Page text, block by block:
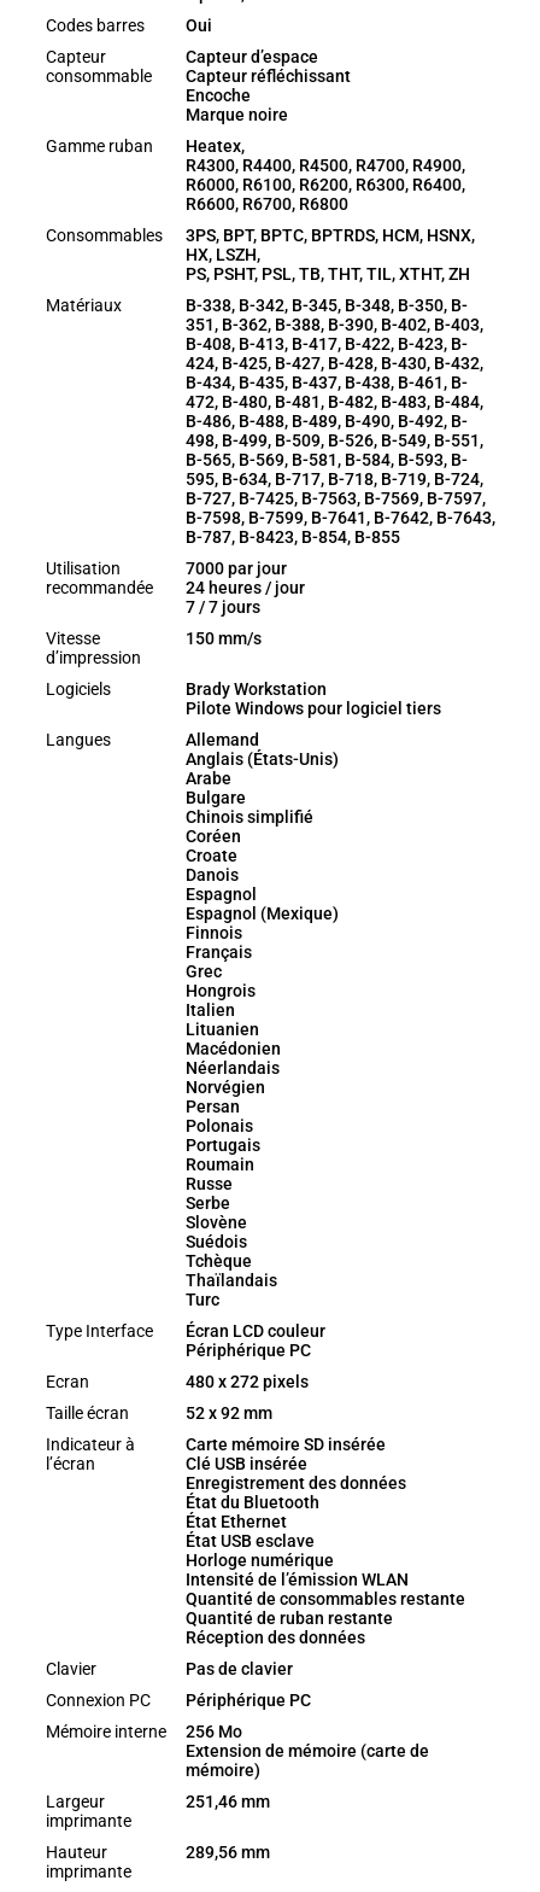
Codes barres
Oui
Capteur
consommable
Capteur d’espace
Capteur réfléchissant
Encoche
Marque noire
Gamme ruban
Heatex,
R4300, R4400, R4500, R4700, R4900,
R6000, R6100, R6200, R6300, R6400,
R6600, R6700, R6800
Consommables
3PS, BPT, BPTC, BPTRDS, HCM, HSNX,
HX, LSZH,
PS, PSHT, PSL, TB, THT, TIL, XTHT, ZH
Matériaux
B-338, B-342, B-345, B-348, B-350, B-
351, B-362, B-388, B-390, B-402, B-403,
B-408, B-413, B-417, B-422, B-423, B-
424, B-425, B-427, B-428, B-430, B-432,
B-434, B-435, B-437, B-438, B-461, B-
472, B-480, B-481, B-482, B-483, B-484,
B-486, B-488, B-489, B-490, B-492, B-
498, B-499, B-509, B-526, B-549, B-551,
B-565, B-569, B-581, B-584, B-593, B-
595, B-634, B-717, B-718, B-719, B-724,
B-727, B-7425, B-7563, B-7569, B-7597,
B-7598, B-7599, B-7641, B-7642, B-7643,
B-787, B-8423, B-854, B-855
Utilisation
recommandée
7000 par jour
24 heures / jour
7 / 7 jours
Vitesse
d’impression
150 mm/s
Logiciels
Brady Workstation
Pilote Windows pour logiciel tiers
Langues
Allemand
Anglais (États-Unis)
Arabe
Bulgare
Chinois simplifié
Coréen
Croate
Danois
Espagnol
Espagnol (Mexique)
Finnois
Français
Grec
Hongrois
Italien
Lituanien
Macédonien
Néerlandais
Norvégien
Persan
Polonais
Portugais
Roumain
Russe
Serbe
Slovène
Suédois
Tchèque
Thaïlandais
Turc
Type Interface
Écran LCD couleur
Périphérique PC
Ecran
480 x 272 pixels
Taille écran
52 x 92 mm
Indicateur à
l’écran
Carte mémoire SD insérée
Clé USB insérée
Enregistrement des données
État du Bluetooth
État Ethernet
État USB esclave
Horloge numérique
Intensité de l’émission WLAN
Quantité de consommables restante
Quantité de ruban restante
Réception des données
Clavier
Pas de clavier
Connexion PC
Périphérique PC
Mémoire interne
256 Mo
Extension de mémoire (carte de
mémoire)
Largeur
imprimante
251,46 mm
Hauteur
imprimante
289,56 mm